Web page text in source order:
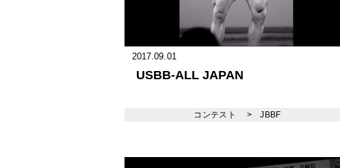
2017.09.01
USBB-ALL JAPAN
コンテスト >JBBF